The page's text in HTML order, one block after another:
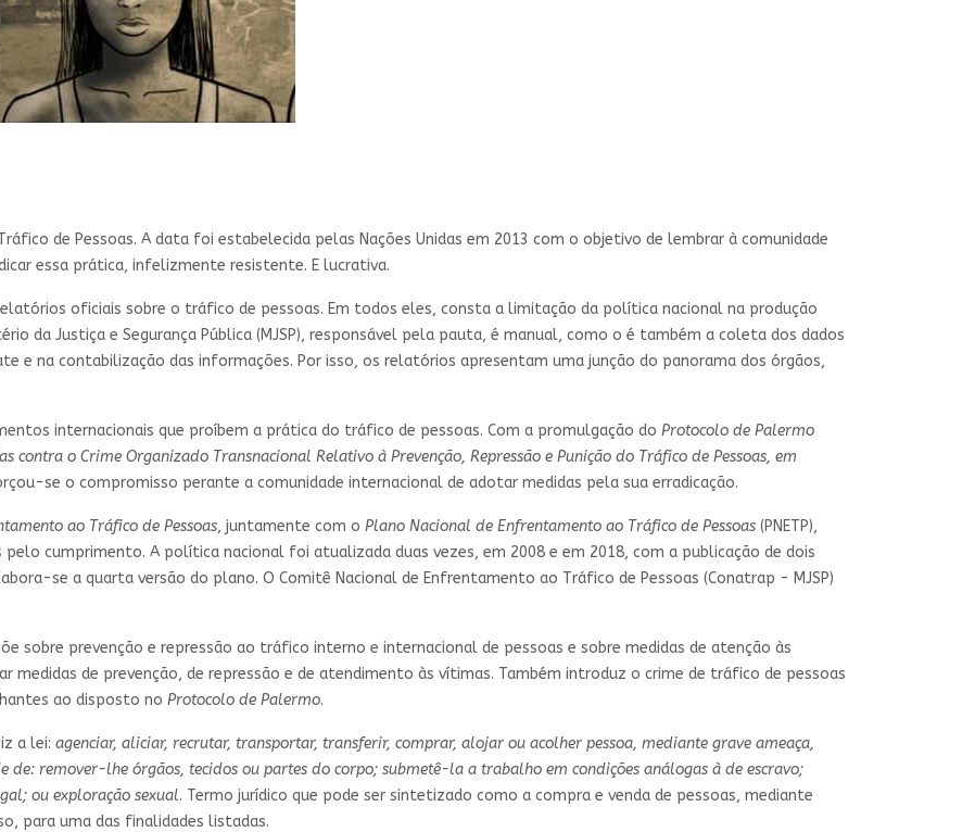
de Pessoas. A data foi estabelecida pelas Nações Unidas em 2013 com o objetivo de lembrar à comunidade
essa prática, infelizmente resistente. E lucrativa.
oficiais sobre o tráfico de pessoas. Em todos eles, consta a limitação da política nacional na produção
da Justiça e Segurança Pública (MJSP), responsável pela pauta, é manual, como o é também a coleta dos dados
e na contabilização das informações. Por isso, os relatórios apresentam uma junção do panorama dos órgãos,
internacionais que proíbem a prática do tráfico de pessoas. Com a promulgação do Protocolo de Palermo
contra o Crime Organizado Transnacional Relativo à Prevenção, Repressão e Punição do Tráfico de Pessoas, em
se o compromisso perante a comunidade internacional de adotar medidas pela sua erradicação.
ao Tráfico de Pessoas, juntamente com o Plano Nacional de Enfrentamento ao Tráfico de Pessoas (PNETP),
pelo cumprimento. A política nacional foi atualizada duas vezes, em 2008 e em 2018, com a publicação de dois
se a quarta versão do plano. O Comitê Nacional de Enfrentamento ao Tráfico de Pessoas (Conatrap - MJSP)
sobre prevenção e repressão ao tráfico interno e internacional de pessoas e sobre medidas de atenção às
medidas de prevenção, de repressão e de atendimento às vítimas. Também introduz o crime de tráfico de pessoas
ao disposto no Protocolo de Palermo.
a lei: agenciar, aliciar, recrutar, transportar, transferir, comprar, alojar ou acolher pessoa, mediante grave ameaça,
de: remover-lhe órgãos, tecidos ou partes do corpo; submetê-la a trabalho em condições análogas à de escravo;
ou exploração sexual. Termo jurídico que pode ser sintetizado como a compra e venda de pessoas, mediante
para uma das finalidades listadas.